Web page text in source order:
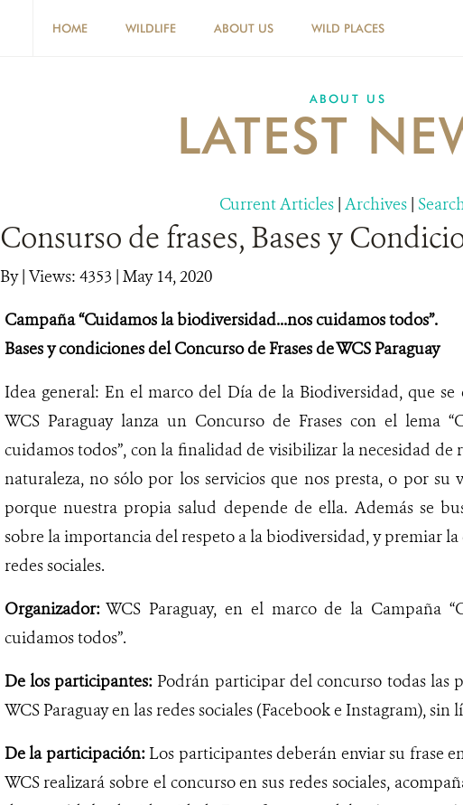
HOME WILDLIFE ABOUT US WILD PLACES
ABOUT US
LATEST
Current Articles | Archives |
Consurso de frases, Bases y
By| Views: 4353 | May 14, 2020
Campaña “Cuidamos la biodiversidad...nos cuidamos todos”.
Bases y condiciones del Concurso de Frases de WCS Paraguay
Idea general: En el marco del Día de la Biodiversidad, que
WCS Paraguay lanza un Concurso de Frases con el lema
cuidamos todos”, con la finalidad de visibilizar la necesidad
naturaleza, no sólo por los servicios que nos presta, o por
porque nuestra propia salud depende de ella. Además se
sobre la importancia del respeto a la biodiversidad, y premiar la
redes sociales.
Organizador:WCS Paraguay, en el marco de la Campaña “
cuidamos todos”.
De los participantes: Podrán participar del concurso todas las
WCS Paraguay en las redes sociales (Facebook e Instagram),
De la participación:Los participantes deberán enviar su frase
WCS realizará sobre el concurso en sus redes sociales,